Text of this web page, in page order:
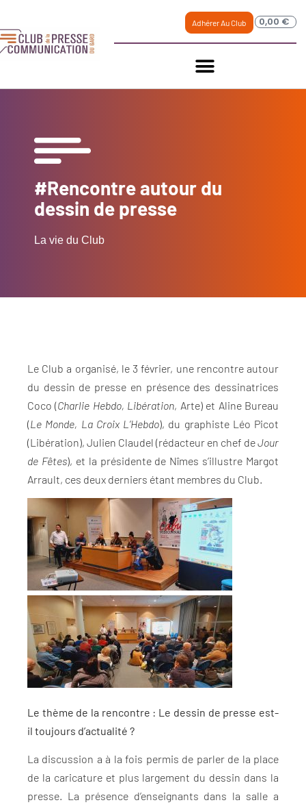
Adhérer Au Club 0,00 €
#Rencontre autour du
dessin de presse
La vie du Club
Le Club a organisé, le 3 février, une rencontre autour
du dessin de presse en présence des dessinatrices
Coco (Charlie Hebdo, Libération, Arte) et Aline Bureau
(Le Monde, La Croix L’Hebdo), du graphiste Léo Picot
(Libération), Julien Claudel (rédacteur en chef deJour
de Fêtes), et la présidente de Nîmes s’illustre Margot
Arrault, ces deux derniers étant membres du Club.
Le thème de la rencontre : Le dessin de presse est-
il toujours d’actualité ?
La discussion a à la fois permis de parler de la place
de la caricature et plus largement du dessin dans la
presse. La présence d’enseignants dans la salle a